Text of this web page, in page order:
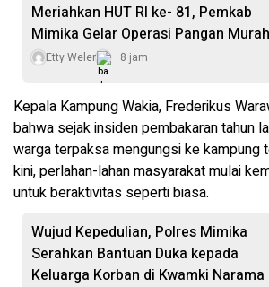
Meriahkan HUT RI ke- 81, Pemkab
Mimika Gelar Operasi Pangan Murah
Etty Weler 8 jam
Kepala Kampung Wakia, Frederikus
bahwa sejak insiden pembakaran tahun
warga terpaksa mengungsi ke kampung
kini, perlahan-lahan masyarakat mulai
untuk beraktivitas seperti biasa.
Wujud Kepedulian, Polres Mimika
Serahkan Bantuan Duka kepada
Keluarga Korban di Kwamki Narama